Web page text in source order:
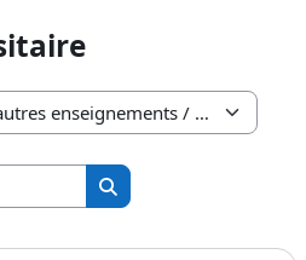
Vyhľadať kurzy
Vyhľadať kurzy